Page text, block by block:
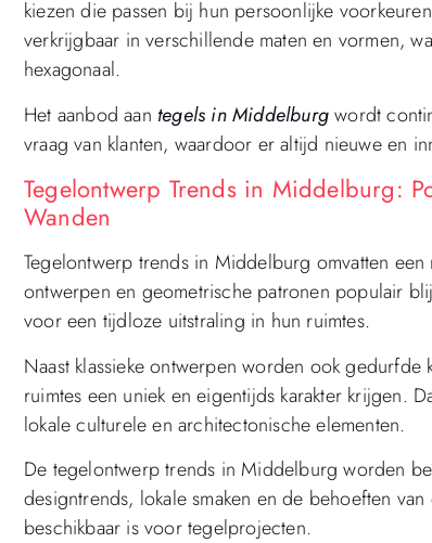
kiezen die passen bij hun persoonlijke
verkrijgbaar in verschillende maten en vormen,
hexagonaal.
Het aanbod aan tegels in Middelburgwordt
vraag van klanten, waardoor er altijd nieuwe en
Tegelontwerp Trends in Middelburg:
Wanden
Tegelontwerp trends in Middelburg omvatten
ontwerpen en geometrische patronen populair
voor een tijdloze uitstraling in hun ruimtes.
Naast klassieke ontwerpen worden ook
ruimtes een uniek en eigentijds karakter krijgen.
lokale culturele en architectonische elementen.
De tegelontwerp trends in Middelburg worden
designtrends, lokale smaken en de behoeften
beschikbaar is voor tegelprojecten.